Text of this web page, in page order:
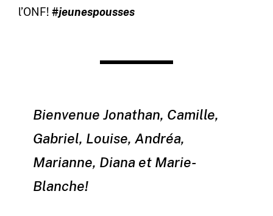
l’ONF! #jeunespousses
Bienvenue Jonathan, Camille,
Gabriel, Louise, Andréa,
Marianne, Diana et Marie-
Blanche!